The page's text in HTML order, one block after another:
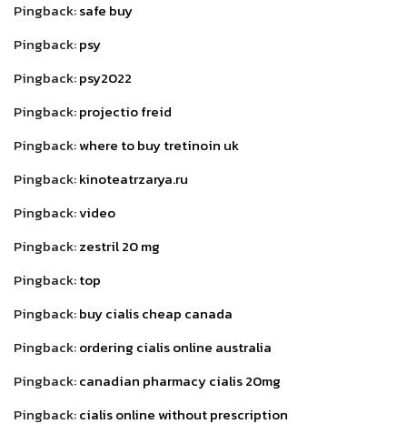
Pingback:safe buy
Pingback:psy
Pingback:psy2022
Pingback:projectio freid
Pingback:where to buy tretinoin uk
Pingback:kinoteatrzarya.ru
Pingback:video
Pingback:zestril 20 mg
Pingback:top
Pingback:buy cialis cheap canada
Pingback:ordering cialis online australia
Pingback:canadian pharmacy cialis 20mg
Pingback:cialis online without prescription